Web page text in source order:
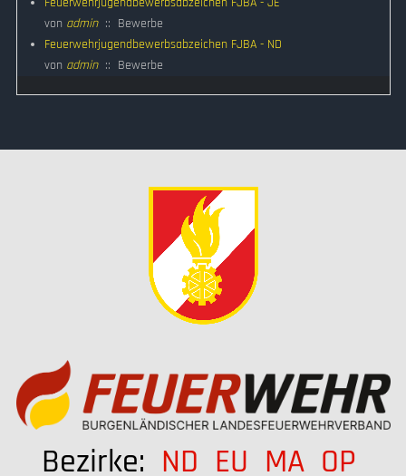
von admin:: Bewerbe
Feuerwehrjugendbewerbsabzeichen FJBA - ND
von admin:: Bewerbe
Bezirke: ND EU MA OP